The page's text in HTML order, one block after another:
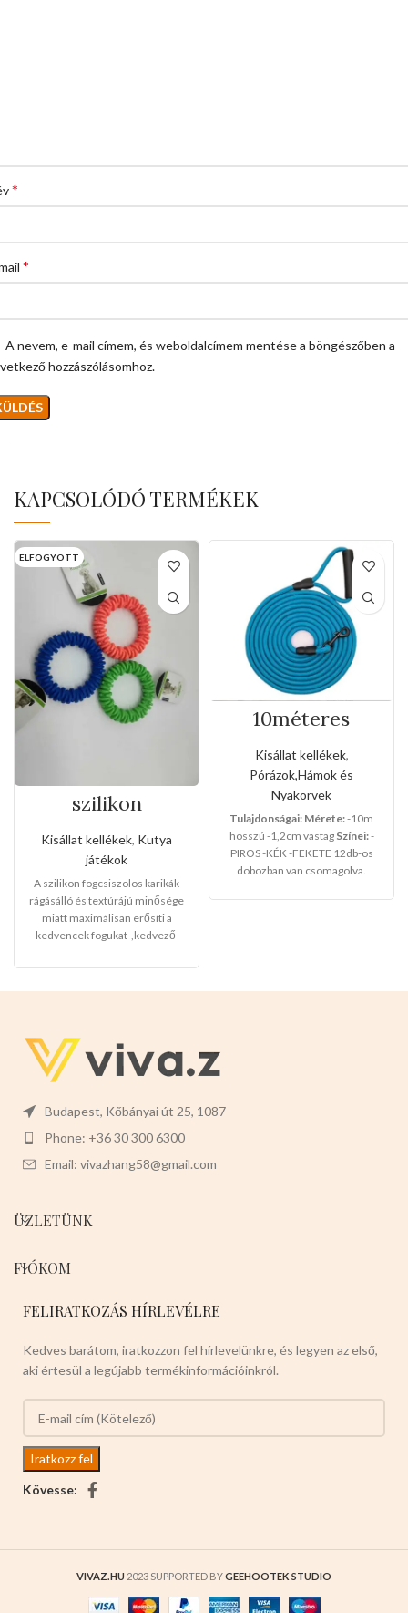
*
*
A nevem, e-mail címem, és weboldalcímem mentése a böngészőben a
hozzászólásomhoz.
KAPCSOLÓDÓ TERMÉKEK
ELFOGYOTT
szilikon
karikák
Kisállat kellékek, Kutya
játékok
A szilikon fogcsiszolos karikák
rágásálló és textúrájú minősége
miatt maximálisan erősíti a
kedvencek fogukat ,kedvező
tele rakott autókkal megy haza.
ön nyugodtan a termék magas
minőségét!
10méteres
kézipóráz
Kisállat kellékek,
Pórázok,Hámok és
Nyakörvek
Tulajdonságai: Mérete:-10m
hosszú -1,2cm vastag Színei:-
PIROS -KÉK -FEKETE 12db-os
dobozban van csomagolva.
Budapest, Kőbányai út 25, 1087
Phone: +36 30 300 6300
Email: vivazhang58@gmail.com
ÜZLETÜNK
FIÓKOM
FELIRATKOZÁS HÍRLEVÉLRE
Kedves barátom, iratkozzon fel hírlevelünkre, és legyen az első,
aki értesül a legújabb termékinformációinkról.
Kövesse:
VIVAZ.HU 2023 SUPPORTED BYGEEHOOTEK STUDIO